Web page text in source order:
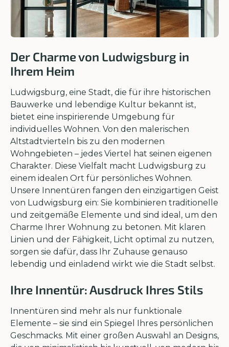
Der Charme von Ludwigsburg in
Ihrem Heim
Ludwigsburg, eine Stadt, die für ihre historischen
Bauwerke und lebendige Kultur bekannt ist,
bietet eine inspirierende Umgebung für
individuelles Wohnen. Von den malerischen
Altstadtvierteln bis zu den modernen
Wohngebieten – jedes Viertel hat seinen eigenen
Charakter. Diese Vielfalt macht Ludwigsburg zu
einem idealen Ort für persönliches Wohnen.
Unsere Innentüren fangen den einzigartigen Geist
von Ludwigsburg ein: Sie kombinieren traditionelle
und zeitgemäße Elemente und sind ideal, um den
Charme Ihrer Wohnung zu betonen. Mit klaren
Linien und der Fähigkeit, Licht optimal zu nutzen,
sorgen sie dafür, dass Ihr Zuhause genauso
lebendig und einladend wirkt wie die Stadt selbst.
Ihre Innentür: Ausdruck Ihres Stils
Innentüren sind mehr als nur funktionale
Elemente – sie sind ein Spiegel Ihres persönlichen
Geschmacks. Mit einer großen Auswahl an Designs,